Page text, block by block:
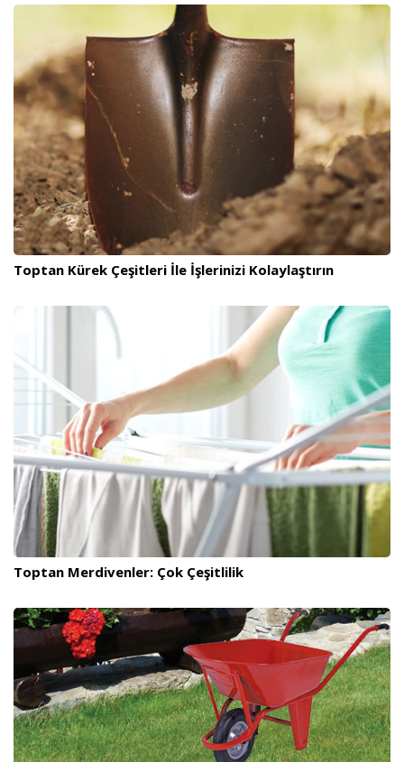
Toptan Kürek Çeşitleri İle İşlerinizi Kolaylaştırın
Toptan Merdivenler: Çok Çeşitlilik